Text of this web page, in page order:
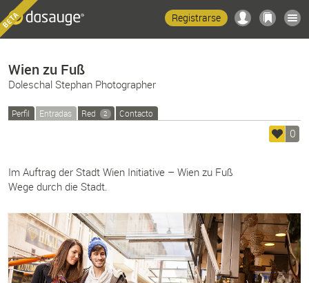
Registrarse
Wien zu Fuß
Doleschal Stephan Photographer
Perfil Entradas Red 2 Contacto
0
Im Auftrag der Stadt Wien Initiative – Wien zu Fuß
Wege durch die Stadt.